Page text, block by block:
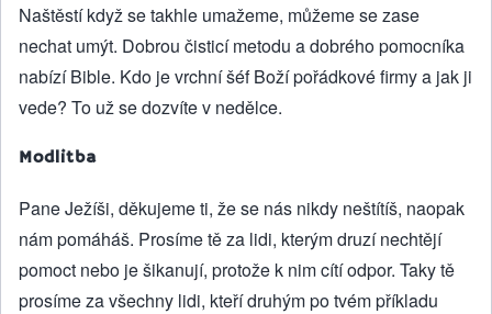
Naštěstí když se takhle umažeme, můžeme se zase
nechat umýt. Dobrou čisticí metodu a dobrého pomocníka
nabízí Bible. Kdo je vrchní šéf Boží pořádkové firmy a jak ji
vede? To už se dozvíte v nedělce.
Modlitba
Pane Ježíši, děkujeme ti, že se nás nikdy neštítíš, naopak
nám pomáháš. Prosíme tě za lidi, kterým druzí nechtějí
pomoct nebo je šikanují, protože k nim cítí odpor. Taky tě
prosíme za všechny lidi, kteří druhým po tvém příkladu